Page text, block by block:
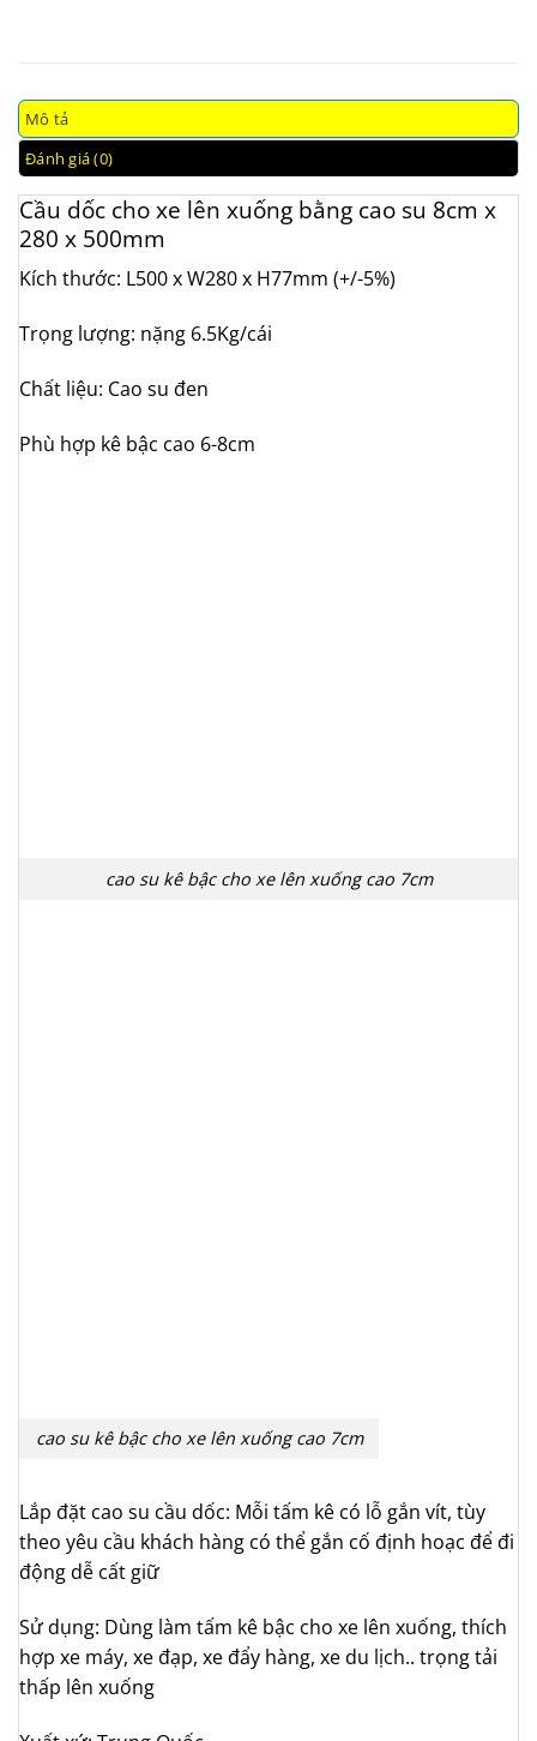
Mô tả
Đánh giá (0)
Cầu dốc cho xe lên xuống bằng cao su 8cm x
280 x 500mm
Kích thước: L500 x W280 x H77mm (+/-5%)
Trọng lượng: nặng 6.5Kg/cái
Chất liệu: Cao su đen
Phù hợp kê bậc cao 6-8cm
cao su kê bậc cho xe lên xuống cao 7cm
cao su kê bậc cho xe lên xuống cao 7cm
Lắp đặt cao su cầu dốc: Mỗi tấm kê có lỗ gắn vít, tùy
theo yêu cầu khách hàng có thể gắn cố định hoạc để đi
động dễ cất giữ
Sử dụng: Dùng làm tấm kê bậc cho xe lên xuống, thích
hợp xe máy, xe đạp, xe đẩy hàng, xe du lịch.. trọng tải
thấp lên xuống